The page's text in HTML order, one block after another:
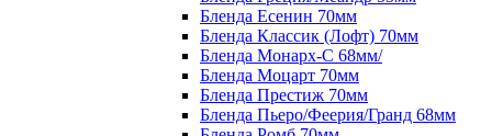
Бленда Есенин 70мм
Бленда Классик (Лофт) 70мм
Бленда Монарх-С 68мм/
Бленда Моцарт 70мм
Бленда Престиж 70мм
Бленда Пьеро/Феерия/Гранд 68мм